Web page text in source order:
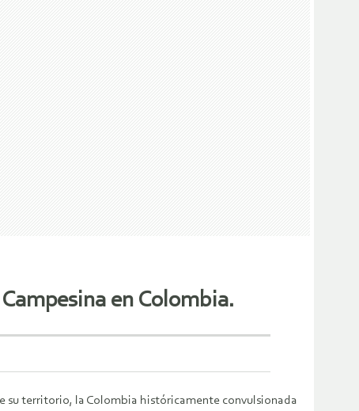
en Colombia.
su territorio, la Colombia históricamente convulsionada